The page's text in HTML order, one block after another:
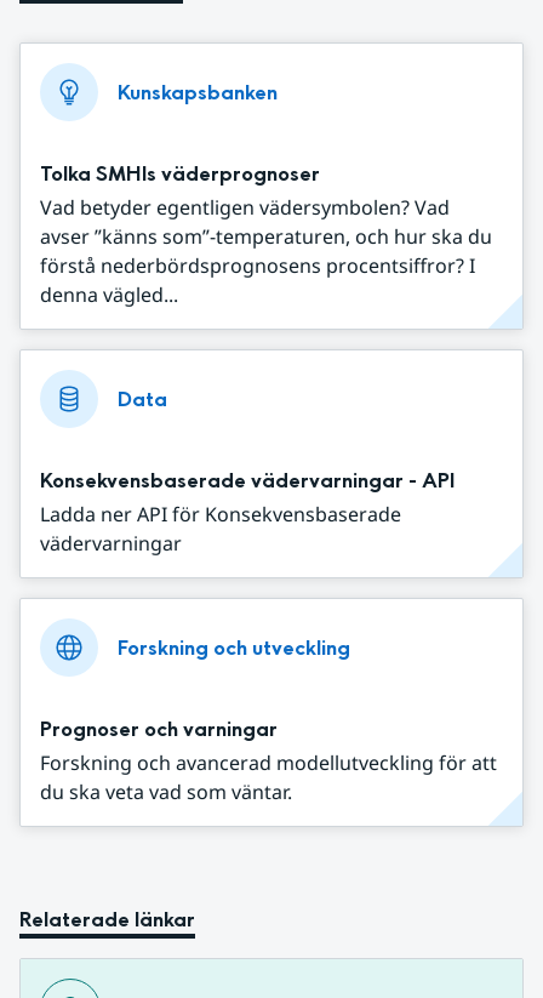
Kunskapsbanken
Tolka SMHIs väderprognoser
Vad betyder egentligen vädersymbolen? Vad
avser ”känns som”-temperaturen, och hur ska du
förstå nederbördsprognosens procentsiffror? I
denna vägled...
Data
Konsekvensbaserade vädervarningar - API
Ladda ner API för Konsekvensbaserade
vädervarningar
Forskning och utveckling
Prognoser och varningar
Forskning och avancerad modellutveckling för att
du ska veta vad som väntar.
Relaterade länkar